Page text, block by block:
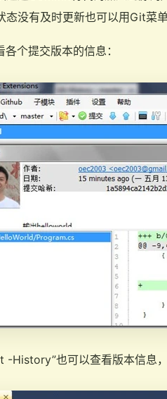
没有及时更新也可以用Git菜
个提交版本的信息：
-History”也可以查看版本信息